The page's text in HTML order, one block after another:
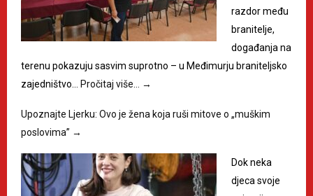
razdor među
branitelje,
događanja na
terenu pokazuju sasvim suprotno – u Međimurju braniteljsko
zajedništvo… Pročitaj više… →
Upoznajte Ljerku: Ovo je žena koja ruši mitove o „muškim
poslovima” →
Dok neka
djeca svoje